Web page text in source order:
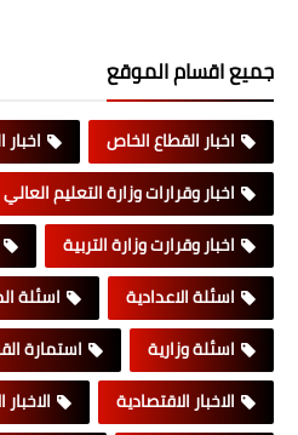
جميع اقسام الموقع
اخبار القطاع الخاص
اخبار وقرارات وزارة التعليم العالي
اخبار وقرارت وزارة التربية
اسئلة الاعدادية
اسئلة
اسئلة وزارية
استمارة
الاخبار الاقتصادية